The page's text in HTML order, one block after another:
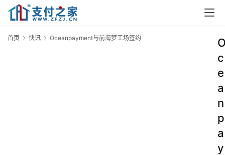
首页 快讯 Oceanpayment与前海梦工场签约
c
e
a
n
p
a
y